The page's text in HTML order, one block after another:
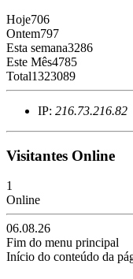
Hoje706
Ontem797
Esta semana3286
Este Mês4785
Total1323089
IP: 216.73.216.82
Visitantes Online
1
Online
06.08.26
Fim do menu principal
Início do conteúdo da